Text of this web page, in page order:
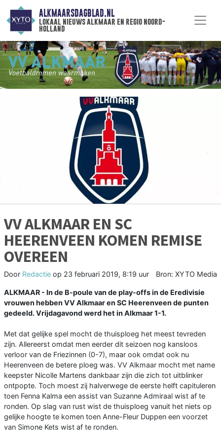
ALKMAARSDAGBLAD.NL
lokaal nieuws alkmaar en regio noord-
holland
VV ALKMAAR EN SC
HEERENVEEN KOMEN REMISE
OVEREEN
Door Redactie op 23 februari 2019, 8:19 uur Bron: XYTO Media
ALKMAAR - In de B-poule van de play-offs in de Eredivisie
vrouwen hebben VV Alkmaar en SC Heerenveen de punten
gedeeld. Vrijdagavond werd het in Alkmaar 1-1.
Met dat gelijke spel mocht de thuisploeg het meest tevreden
zijn. Allereerst omdat men eerder dit seizoen nog kansloos
verloor van de Friezinnen (0-7), maar ook omdat ook nu
Heerenveen de betere ploeg was. VV Alkmaar mocht met name
keepster Nicolle Martens dankbaar zijn die zich tot uitblinker
ontpopte. Toch moest zij halverwege de eerste helft capituleren
toen Fenna Kalma een assist van Suzanne Admiraal wist af te
ronden. Op slag van rust wist de thuisploeg vanuit het niets op
gelijke hoogte te komen toen Anne-Fleur Duppen een voorzet
van Simone Kets wist af te ronden.